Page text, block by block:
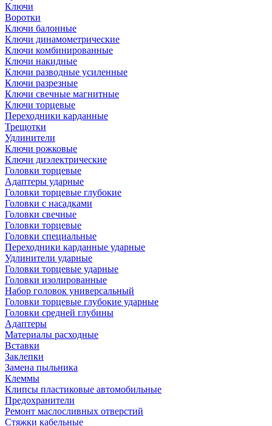
Ключи
Воротки
Ключи балонные
Ключи динамометрические
Ключи комбинированные
Ключи накидные
Ключи разводные усиленные
Ключи разрезные
Ключи свечные магнитные
Ключи торцевые
Переходники карданные
Трещотки
Удлинители
Ключи рожковые
Ключи диэлектрические
Головки торцевые
Адаптеры ударные
Головки торцевые глубокие
Головки с насадками
Головки свечные
Головки торцевые
Головки специальные
Переходники карданные ударные
Удлинители ударные
Головки торцевые ударные
Головки изолированные
Набор головок универсальный
Головки торцевые глубокие ударные
Головки средней глубины
Адаптеры
Материалы расходные
Вставки
Заклепки
Замена пыльника
Клеммы
Клипсы пластиковые автомобильные
Предохранители
Ремонт маслосливных отверстий
Стяжки кабельные